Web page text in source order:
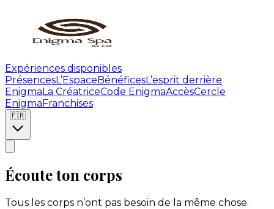
Expériences disponibles
PrésencesL’EspaceBénéficesL’esprit derrière
EnigmaLa CréatriceCode EnigmaAccèsCercle
EnigmaFranchises
🇫🇷
Écoute ton corps
Tous les corps n’ont pas besoin de la même chose.